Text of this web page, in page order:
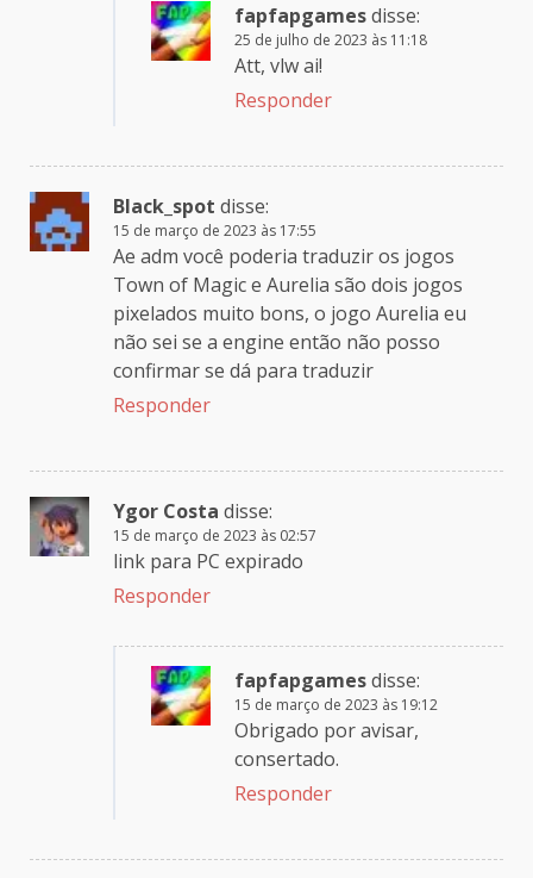
fapfapgamesdisse:
25 de julho de 2023 às 11:18
Att, vlw ai!
Responder
Black_spot disse:
15 de março de 2023 às 17:55
Ae adm você poderia traduzir os jogos
Town of Magic e Aurelia são dois jogos
pixelados muito bons, o jogo Aurelia eu
não sei se a engine então não posso
confirmar se dá para traduzir
Responder
Ygor Costa disse:
15 de março de 2023 às 02:57
link para PC expirado
Responder
fapfapgamesdisse:
15 de março de 2023 às 19:12
Obrigado por avisar,
consertado.
Responder